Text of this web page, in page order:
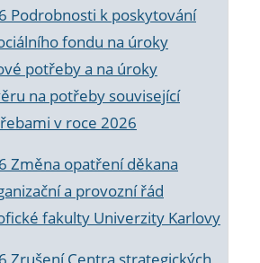
Podrobnosti k poskytování
fondu na úroky
potřeby a na úroky
na potřeby související
v roce 2026
Změna opatření děkana
a provozní řád
fakulty Univerzity Karlovy